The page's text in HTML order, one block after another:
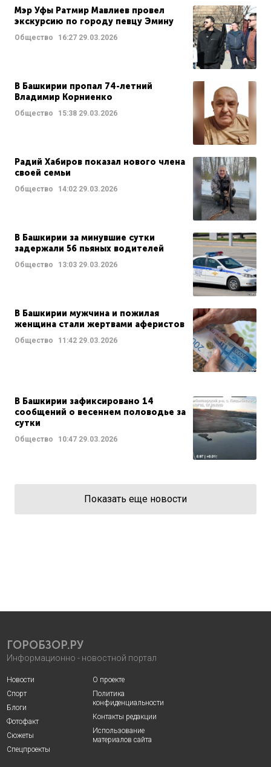
Мэр Уфы Ратмир Мавлиев провел
экскурсию по городу певцу Эмину
Общество 16:27 29.03.2026
В Башкирии пропал 74-летний
Владимир Корниенко
Общество 15:38 29.03.2026
Радий Хабиров показал нового члена
своей семьи
Общество 14:02 29.03.2026
В Башкирии за минувшие сутки
задержали 56 пьяных водителей
Общество 13:03 29.03.2026
В Башкирии мужчина и пожилая
женщина стали жертвами аферистов
Общество 11:42 29.03.2026
В Башкирии зафиксировано 14
сообщений о весеннем половодье за
сутки
Общество 10:47 29.03.2026
Показать еще новости
ГОРОБЗОР.РУ
Информационно - новостной портал
Новости
Спорт
Блоги
Фотофакт
Сюжеты
Спецпроекты
О проекте
Политика
конфиденциальности
Контакты редакции
Использование
материалов сайта